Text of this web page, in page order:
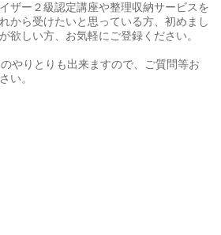
ザー２級認定講座や整理収納サービスを
から受けたいと思っている方、初めまし
欲しい方、お気軽にご登録ください。
やりとりも出来ますので、ご質問等お
い。